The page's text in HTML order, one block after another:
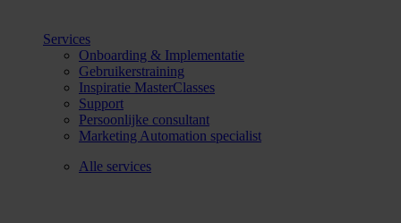
Services
Onboarding & Implementatie
Gebruikerstraining
Inspiratie MasterClasses
Support
Persoonlijke consultant
Marketing Automation specialist
Alle services